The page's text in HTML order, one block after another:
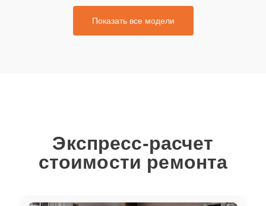
Показать все модели
Экспресс-расчет
стоимости ремонта